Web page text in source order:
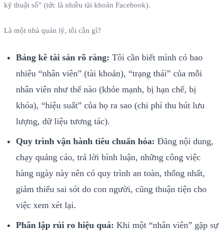
kỹ thuật số” (tức là nhiều tài khoản Facebook).
Là một nhà quản lý, tôi cần gì?
Bảng kê tài sản rõ ràng: Tôi cần biết mình có bao
nhiêu “nhân viên” (tài khoản), “trạng thái” của mỗi
nhân viên như thế nào (khỏe mạnh, bị hạn chế, bị
khóa), “hiệu suất” của họ ra sao (chi phí thu hút lưu
lượng, dữ liệu tương tác).
Quy trình vận hành tiêu chuẩn hóa: Đăng nội dung,
chạy quảng cáo, trả lời bình luận, những công việc
hàng ngày này nên có quy trình an toàn, thống nhất,
giảm thiểu sai sót do con người, cũng thuận tiện cho
việc xem xét lại.
Phân lập rủi ro hiệu quả: Khi một “nhân viên” gặp sự